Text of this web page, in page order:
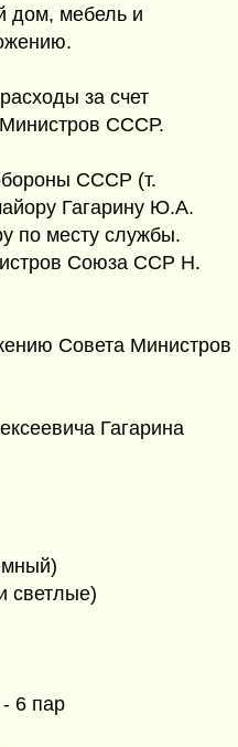
дом, мебель и
за счет
СССР.
СССР (т.
Гагарину Ю.А.
по месту службы.
Союза ССР Н.
Совета Министров
Гагарина
светлые)
6 пар